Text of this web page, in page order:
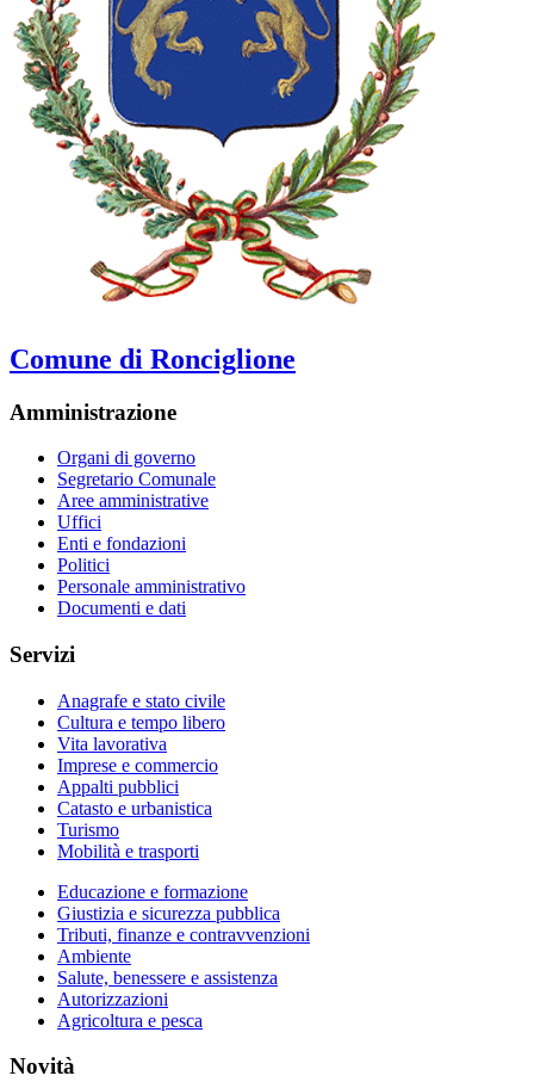
Comune di Ronciglione
Amministrazione
Organi di governo
Segretario Comunale
Aree amministrative
Uffici
Enti e fondazioni
Politici
Personale amministrativo
Documenti e dati
Servizi
Anagrafe e stato civile
Cultura e tempo libero
Vita lavorativa
Imprese e commercio
Appalti pubblici
Catasto e urbanistica
Turismo
Mobilità e trasporti
Educazione e formazione
Giustizia e sicurezza pubblica
Tributi, finanze e contravvenzioni
Ambiente
Salute, benessere e assistenza
Autorizzazioni
Agricoltura e pesca
Novità